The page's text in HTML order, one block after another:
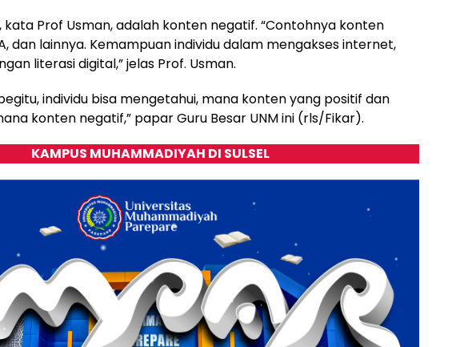
kata Prof Usman, adalah konten negatif. “Contohnya konten
dan lainnya. Kemampuan individu dalam mengakses internet,
literasi digital,” jelas Prof. Usman.
individu bisa mengetahui, mana konten yang positif dan
konten negatif,” papar Guru Besar UNM ini (rls/Fikar).
KAMPUS MUHAMMADIYAH DI SULSEL